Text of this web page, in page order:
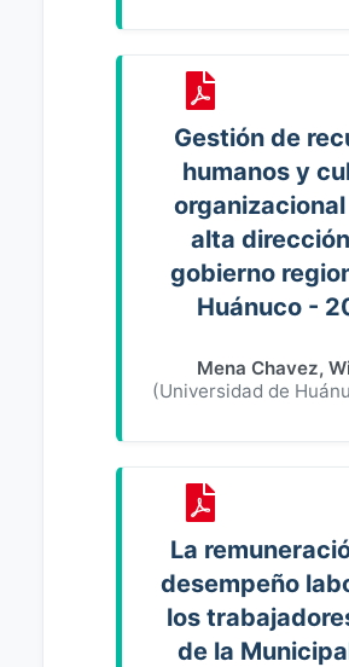
Gestión de
humanos y
alta
gobierno
Huánuco -
Mena Chavez,
(Universidad de
La
desempeño
los
de la